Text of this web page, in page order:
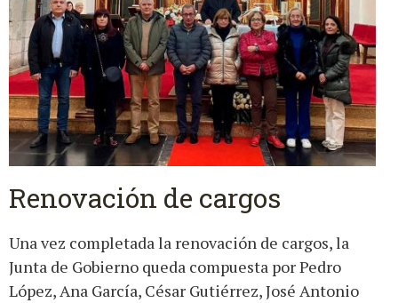
Renovación de cargos
Una vez completada la renovación de cargos, la
Junta de Gobierno queda compuesta por Pedro
López, Ana García, César Gutiérrez, José Antonio